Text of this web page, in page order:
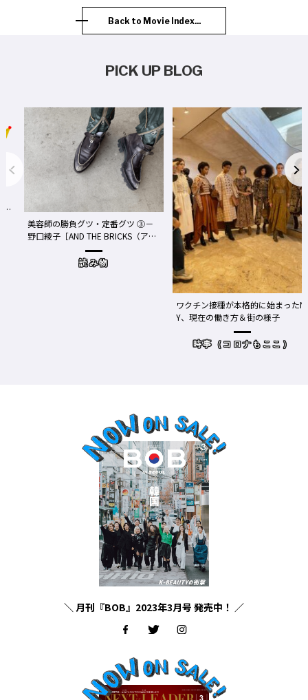
Back to Movie Index...
PICK UP BLOG
美容師の勝負グツ・定番グツ ③－
野口綾子［AND THE BRICKS（アン
ドザブリックス）／神奈川県鎌倉
読み物
ワクチン接種が本格的に始まったN
Y、現在の働き方＆街の様子
時事（コロナもここ）
＼ 月刊『BOB』2023年3月号 発売中！ ／